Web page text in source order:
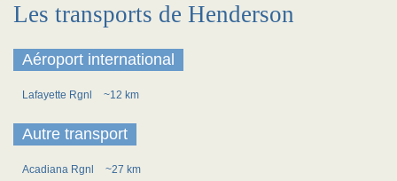
Les transports de Henderson
Aéroport international
Lafayette Rgnl ~12 km
Autre transport
Acadiana Rgnl ~27 km